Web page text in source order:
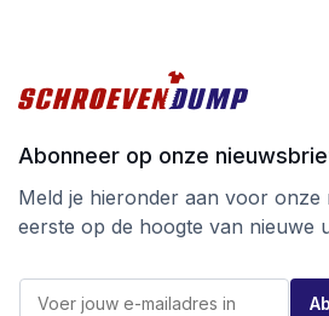
zodat er bij afvalscheiding geen
Ga voor kwaliteit tegen de beste
bij schroevendump.nl en neem
onzeinstragrampagina.
Abonneer op onze
Meld je hieronder aan voor onze
eerste op de hoogte van nieuwe
E